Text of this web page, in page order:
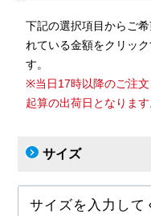
下記の選択項目からご
れている金額をクリッ
す。
※当日17時以降のご注
起算の出荷日となります
サイズ